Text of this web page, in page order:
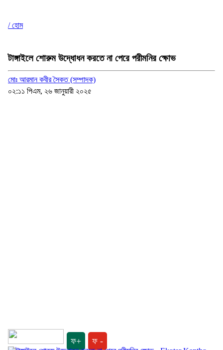
/ হোম
টাঙ্গাইলে শোরুম উদ্ধোধন করতে না পেরে পরীমনির ক্ষোভ
মোঃ আরমান কবীর সৈকত (সম্পাদক)
০২:১১ পিএম, ২৬ জানুয়ারী ২০২৫
ফ+ ফ -